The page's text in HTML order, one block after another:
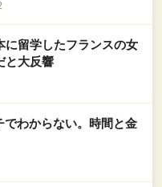
留学したフランスの女
と大反響
わからない。時間と金